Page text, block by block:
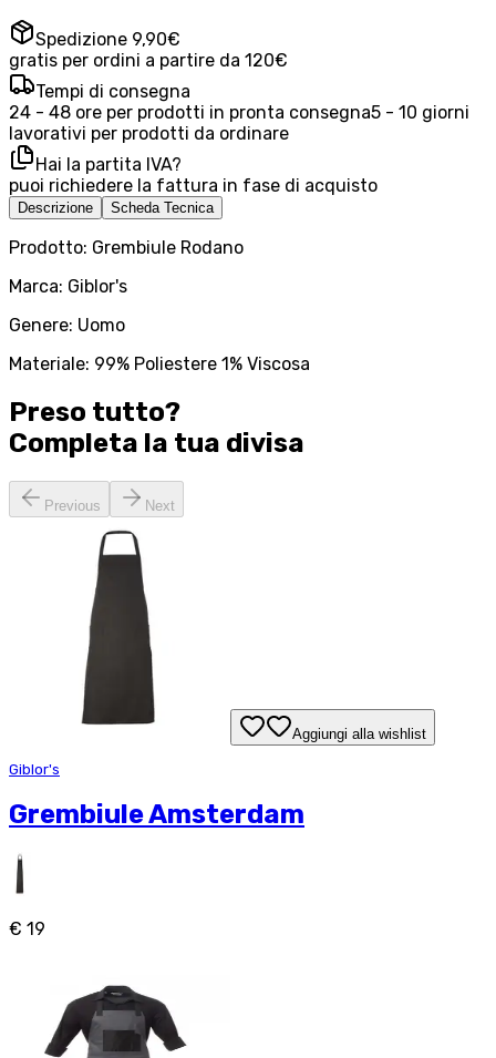
Spedizione 9,90€
gratis per ordini a partire da 120€
Tempi di consegna
24 - 48 ore per prodotti in pronta consegna5 - 10 giorni
lavorativi per prodotti da ordinare
Hai la partita IVA?
puoi richiedere la fattura in fase di acquisto
Descrizione Scheda Tecnica
Prodotto: Grembiule Rodano
Marca: Giblor's
Genere: Uomo
Materiale: 99% Poliestere 1% Viscosa
Preso tutto?
Completa la tua divisa
Previous Next
Aggiungi alla wishlist
Giblor's
Grembiule Amsterdam
€ 19